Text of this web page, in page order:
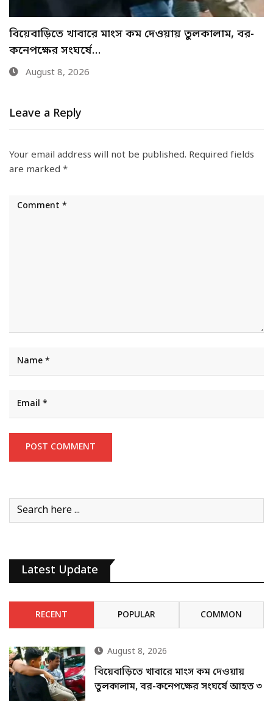
যে ৩ উপায়ে জানা যাবে এসএসসির ফল
August 8, 2026
Leave a Reply
Your email address will not be published. Required fields
are marked *
Latest Update
RECENT POPULAR COMMON
August 8, 2026
বিয়েবাড়িতে খাবারে মাংস কম দেওয়ায়
তুলকালাম, বর-কনেপক্ষের সংঘর্ষে আহত ৩